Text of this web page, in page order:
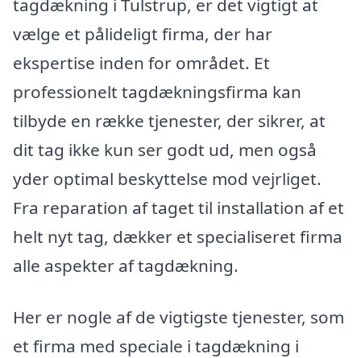
tagdækning i Tulstrup, er det vigtigt at
vælge et pålideligt firma, der har
ekspertise inden for området. Et
professionelt tagdækningsfirma kan
tilbyde en række tjenester, der sikrer, at
dit tag ikke kun ser godt ud, men også
yder optimal beskyttelse mod vejrliget.
Fra reparation af taget til installation af et
helt nyt tag, dækker et specialiseret firma
alle aspekter af tagdækning.
Her er nogle af de vigtigste tjenester, som
et firma med speciale i tagdækning i